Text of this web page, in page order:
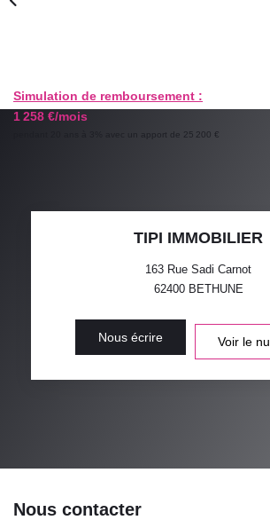
Simulation de remboursement :
1 258 €/mois
pendant 20 ans à 3% avec un apport de 25 200 €
TIPI IMMOBILIER
163 Rue Sadi Carnot
62400 BETHUNE
Nous écrire Voir le
Nous contacter